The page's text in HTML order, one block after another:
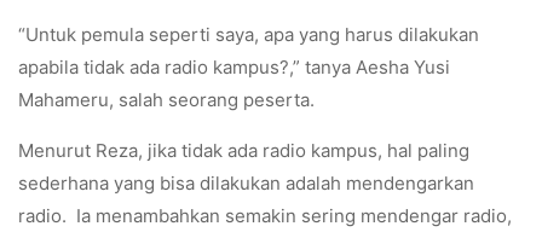
“Untuk pemula seperti saya, apa yang harus dilakukan
apabila tidak ada radio kampus?,” tanya Aesha Yusi
Mahameru, salah seorang peserta.
Menurut Reza, jika tidak ada radio kampus, hal paling
sederhana yang bisa dilakukan adalah mendengarkan
radio. Ia menambahkan semakin sering mendengar radio,